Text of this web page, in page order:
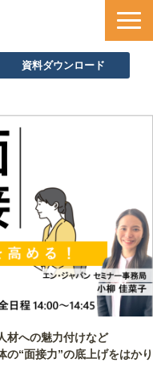
資料ダウンロード
材への魅力付けなど
の“面接力”の底上げをはかり